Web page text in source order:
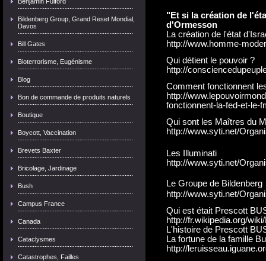
Bildenberg Group, Grand Reset Mondial,
Davos
Bill Gates
Bioterrorisme, Eugénisme
Blog
Bon de commande de produits naturels
Boutique
Boycott, Vaccination
Brevets Baxter
Bricolage, Jardinage
Bush
Campus France
Canada
Cataclysmes
Catastrophes, Failles
"Et si la création de
d'Ormesson
La création de l'état
http://www.homme-
Qui détient le pouvoir ?
http://
Comment fonctionnent
http://
fonctionnent-la-fed-et-le-
Qui sont les Maîtres du
http://www.syti.net/
Les Illuminati
http://www.syti.net/
Le Groupe de Bildenberg
http://www.syti.net/
Qui est était Prescott
http://fr.wikipedia.org/
L'histoire de Prescott
La fortune de la famille
http://